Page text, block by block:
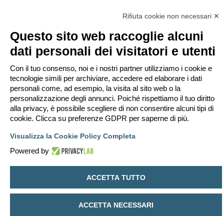
Rifiuta cookie non necessari ✕
Questo sito web raccoglie alcuni
dati personali dei visitatori e utenti
Con il tuo consenso, noi e i nostri partner utilizziamo i cookie e
tecnologie simili per archiviare, accedere ed elaborare i dati
personali come, ad esempio, la visita al sito web o la
personalizzazione degli annunci. Poiché rispettiamo il tuo diritto
alla privacy, è possibile scegliere di non consentire alcuni tipi di
cookie. Clicca su preferenze GDPR per saperne di più.
Visualizza la Cookie Policy Completa
Powered by
ACCETTA TUTTO
ACCETTA NECESSARI